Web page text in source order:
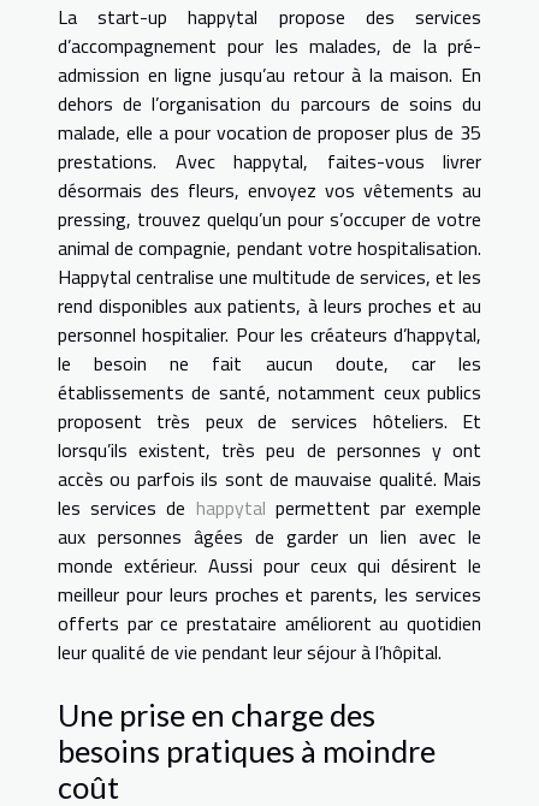
La start-up happytal propose des services
d’accompagnement pour les malades, de la pré-
admission en ligne jusqu’au retour à la maison. En
dehors de l’organisation du parcours de soins du
malade, elle a pour vocation de proposer plus de 35
prestations. Avec happytal, faites-vous livrer
désormais des fleurs, envoyez vos vêtements au
pressing, trouvez quelqu’un pour s’occuper de votre
animal de compagnie, pendant votre hospitalisation.
Happytal centralise une multitude de services, et les
rend disponibles aux patients, à leurs proches et au
personnel hospitalier. Pour les créateurs d’happytal,
le besoin ne fait aucun doute, car les
établissements de santé, notamment ceux publics
proposent très peux de services hôteliers. Et
lorsqu’ils existent, très peu de personnes y ont
accès ou parfois ils sont de mauvaise qualité. Mais
les services de happytal permettent par exemple
aux personnes âgées de garder un lien avec le
monde extérieur. Aussi pour ceux qui désirent le
meilleur pour leurs proches et parents, les services
offerts par ce prestataire améliorent au quotidien
leur qualité de vie pendant leur séjour à l’hôpital.
Une prise en charge des
besoins pratiques à moindre
coût